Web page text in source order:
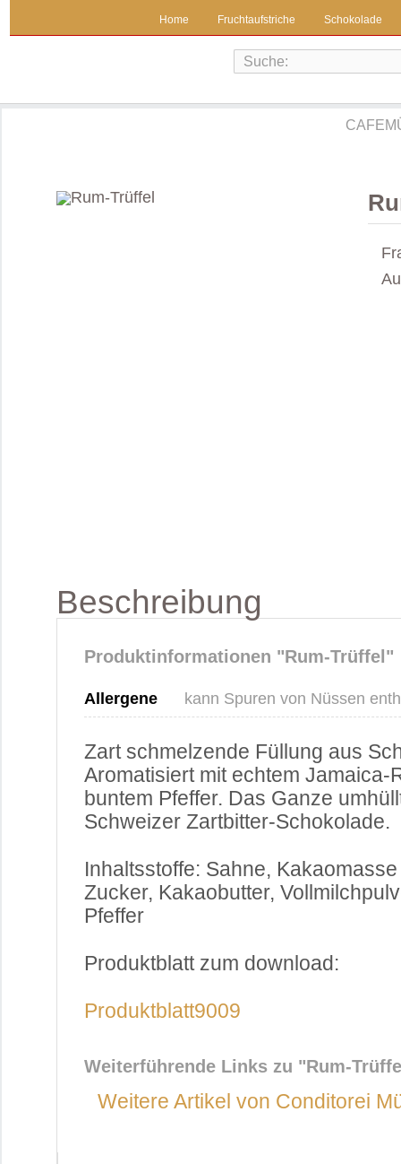
Home Fruchtaufstriche Schokolade
Beschreibung
Produktinformationen "Rum-Trüffel"
Allergene kann Spuren von Nüssen
Zart schmelzende Füllung aus
Aromatisiert mit echtem Jamaica-
buntem Pfeffer. Das Ganze
Schweizer Zartbitter-Schokolade.
Inhaltsstoffe: Sahne,
Zucker, Kakaobutter,
Pfeffer
Produktblatt zum download:
Produktblatt9009
Weiterführende Links zu "Rum-
Weitere Artikel von Conditorei